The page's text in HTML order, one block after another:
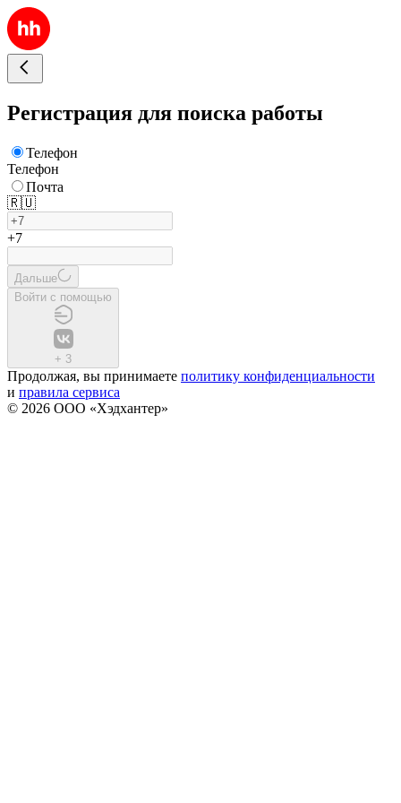
Регистрация для поиска работы
Телефон
Телефон
Почта
🇷🇺
+7
Дальше
Войти с помощью
+ 3
Продолжая, вы принимаете политику конфиденциальности
и правила сервиса
© 2026 ООО «Хэдхантер»